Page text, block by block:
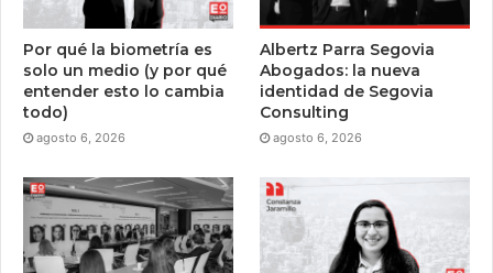
Por qué la biometría es
solo un medio (y por qué
entender esto lo cambia
todo)
agosto 6, 2026
Albertz Parra Segovia
Abogados: la nueva
identidad de Segovia
Consulting
agosto 6, 2026